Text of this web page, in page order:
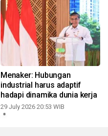
Menaker: Hubungan
industrial harus adaptif
hadapi dinamika dunia kerja
29 July 2026 20:53 WIB